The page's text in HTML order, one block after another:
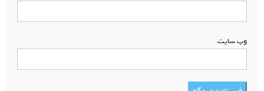
وب‌ سایت